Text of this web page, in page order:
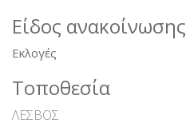
Είδος ανακοίνωσης
Εκλογές
Τοποθεσία
ΛΕΣΒΟΣ